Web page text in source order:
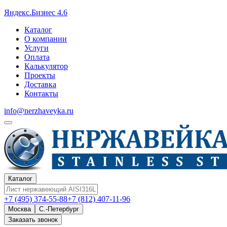
Яндекс.Бизнес 4.6
Каталог
О компании
Услуги
Оплата
Калькулятор
Проекты
Доставка
Контакты
info@nerzhaveyka.ru
Каталог
+7 (495) 374-55-88+7 (812) 407-11-96
Москва
С.-Петербург
Заказать звонок